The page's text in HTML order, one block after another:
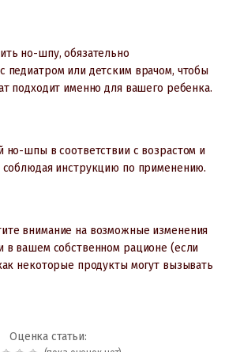
но-шпу, обязательно
педиатром или детским врачом, чтобы
подходит именно для вашего ребенка.
но-шпы в соответствии с возрастом и
соблюдая инструкцию по применению.
внимание на возможные изменения
в вашем собственном рационе (если
некоторые продукты могут вызывать
Оценка статьи: